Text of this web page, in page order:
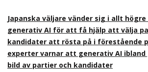
Japanska väljare vänder sig i allt
generativ AI för att få hjälp att välja
kandidater att rösta på i förestående
experter varnar att generativ AI
bild av partier och kandidater